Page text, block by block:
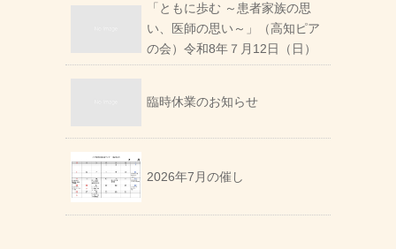
「ともに歩む ～患者家族の思
い、医師の思い～」（高知ピア
の会）令和8年７月12日（日）
臨時休業のお知らせ
2026年7月の催し